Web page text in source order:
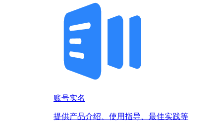
账号实名
提供产品介绍、使用指导、最佳实践等